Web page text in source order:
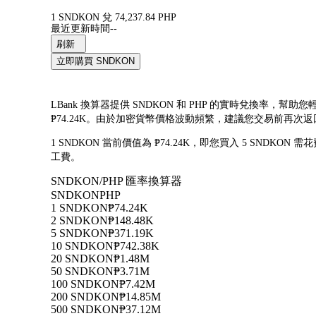
1 SNDKON 兌 74,237.84 PHP
最近更新時間--
刷新
立即購買 SNDKON
LBank 換算器提供 SNDKON 和 PHP 的實時兌換率，幫助
₱74.24K。由於加密貨幣價格波動頻繁，建議您交易前再次
1 SNDKON 當前價值為 ₱74.24K，即您買入 5 SNDKON 需
工費。
SNDKON/PHP 匯率換算器
SNDKONPHP
1 SNDKON₱74.24K
2 SNDKON₱148.48K
5 SNDKON₱371.19K
10 SNDKON₱742.38K
20 SNDKON₱1.48M
50 SNDKON₱3.71M
100 SNDKON₱7.42M
200 SNDKON₱14.85M
500 SNDKON₱37.12M